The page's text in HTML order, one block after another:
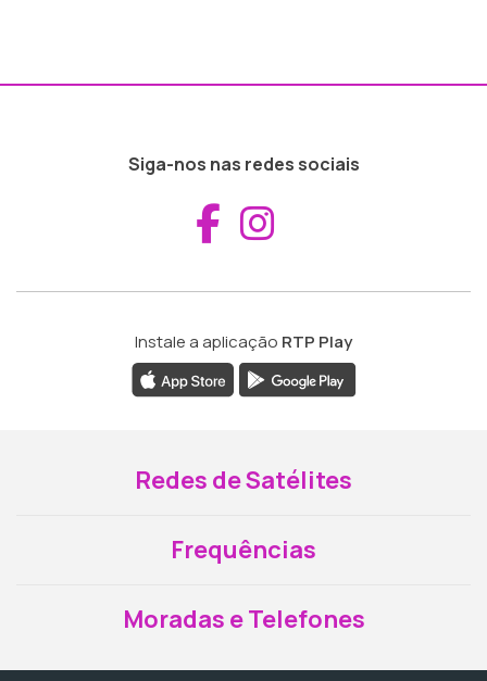
Siga-nos nas redes sociais
Aceder ao
Instale a aplicação RTP Play
Redes de Satélites
Frequências
Moradas e Telefones